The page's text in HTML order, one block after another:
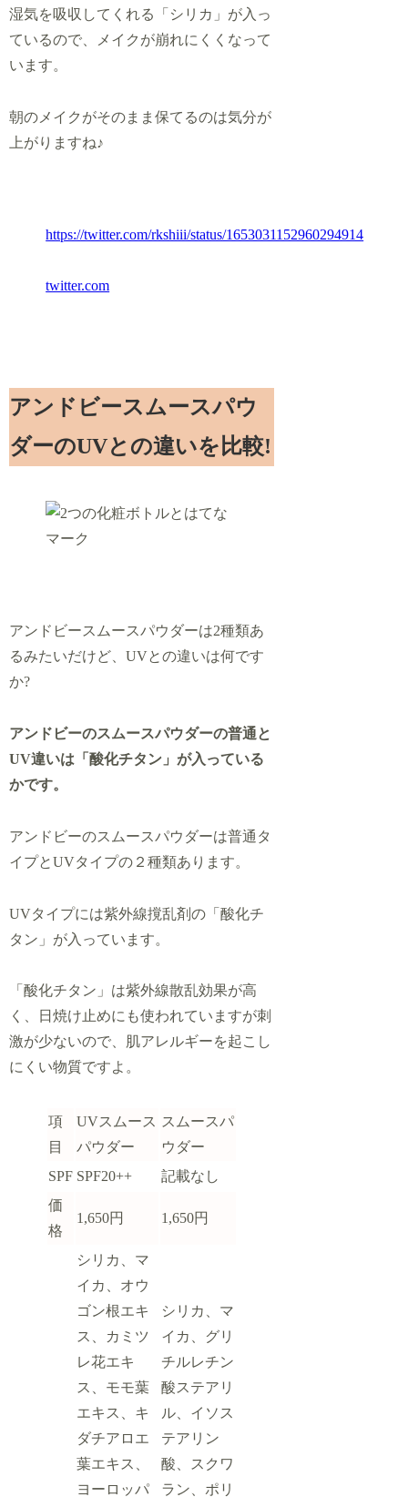
湿気を吸収してくれる「シリカ」が入っ
ているので、メイクが崩れにくくなって
います。
朝のメイクがそのまま保てるのは気分が
上がりますね♪
https://twitter.com/rkshiii/status/1653031152960294914
twitter.com
アンドビースムースパウ
ダーのUVとの違いを比較!
アンドビースムースパウダーは2種類あ
るみたいだけど、UVとの違いは何です
か?
アンドビーのスムースパウダーの普通と
UV違いは「酸化チタン」が入っている
かです。
アンドビーのスムースパウダーは普通タ
イプとUVタイプの２種類あります。
UVタイプには紫外線撹乱剤の「酸化チ
タン」が入っています。
「酸化チタン」は紫外線散乱効果が高
く、日焼け止めにも使われていますが刺
激が少ないので、肌アレルギーを起こし
にくい物質ですよ。
項
目
UVスムース
パウダー
スムースパ
ウダー
SPF SPF20++
記載なし
価
格
1,650円 1,650円
シリカ、マ
イカ、オウ
ゴン根エキ
ス、カミツ
レ花エキ
ス、モモ葉
エキス、キ
ダチアロエ
葉エキス、
ヨーロッパ
シリカ、マ
イカ、グリ
チルレチン
酸ステアリ
ル、イソス
テアリン
酸、スクワ
ラン、ポリ